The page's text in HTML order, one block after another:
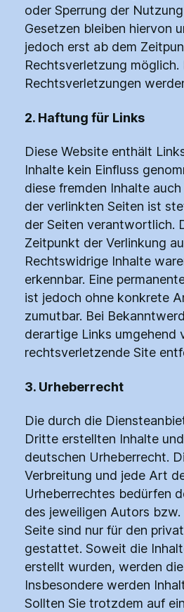
oder Sperrung der
Gesetzen bleiben hiervon
jedoch erst ab dem
Rechtsverletzung
Rechtsverletzungen
2. Haftung für Links
Diese Website enthält
Inhalte kein Einfluss
diese fremden Inhalte
der verlinkten Seiten ist
der Seiten verantwortlich.
Zeitpunkt der Verlinkung
Rechtswidrige Inhalte
erkennbar. Eine
ist jedoch ohne konkrete
zumutbar. Bei
derartige Links umgehend
rechtsverletzende Site
3. Urheberrecht
Die durch die
Dritte erstellten Inhalte
deutschen Urheberrecht.
Verbreitung und jede Art
Urheberrechtes bedürfen
des jeweiligen Autors
Seite sind nur für den
gestattet. Soweit die
erstellt wurden, werden
Insbesondere werden
Sollten Sie trotzdem auf